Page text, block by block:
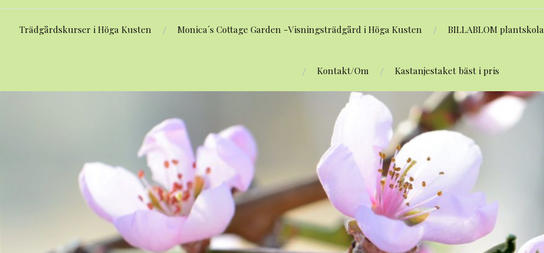
Trädgårdskurser i Höga Kusten Monica´s Cottage Garden -Visningsträdgård i Höga Kusten BILLABLOM plantskola
Kontakt/Om Kastanjestaket bäst i pris